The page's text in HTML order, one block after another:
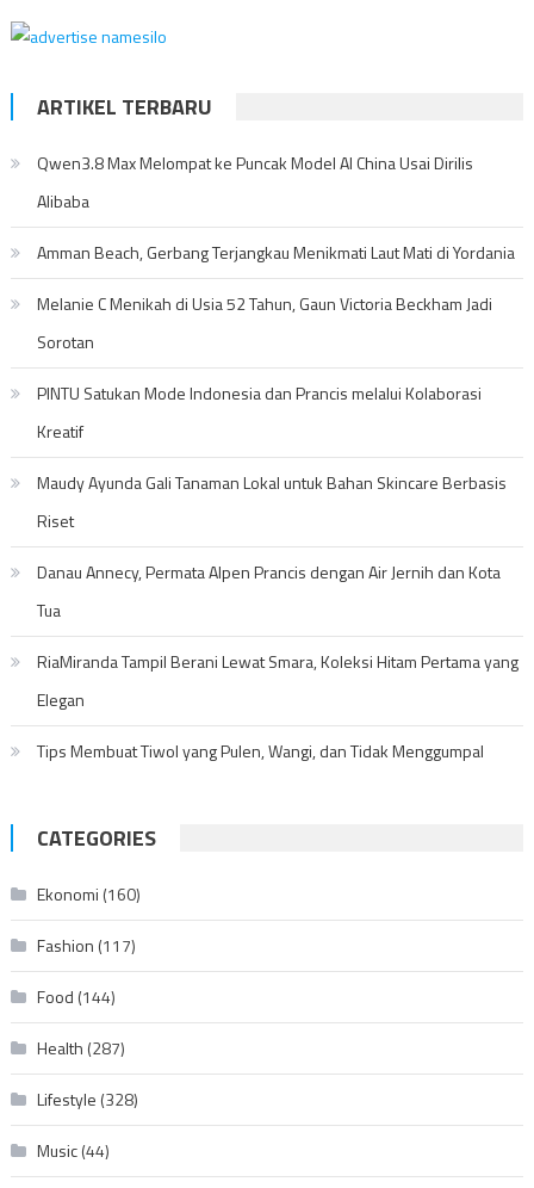
ARTIKEL TERBARU
Qwen3.8 Max Melompat ke Puncak Model AI China Usai Dirilis
Alibaba
Amman Beach, Gerbang Terjangkau Menikmati Laut Mati di Yordania
Melanie C Menikah di Usia 52 Tahun, Gaun Victoria Beckham Jadi
Sorotan
PINTU Satukan Mode Indonesia dan Prancis melalui Kolaborasi
Kreatif
Maudy Ayunda Gali Tanaman Lokal untuk Bahan Skincare Berbasis
Riset
Danau Annecy, Permata Alpen Prancis dengan Air Jernih dan Kota
Tua
RiaMiranda Tampil Berani Lewat Smara, Koleksi Hitam Pertama yang
Elegan
Tips Membuat Tiwol yang Pulen, Wangi, dan Tidak Menggumpal
CATEGORIES
Ekonomi (160)
Fashion (117)
Food (144)
Health (287)
Lifestyle (328)
Music(44)